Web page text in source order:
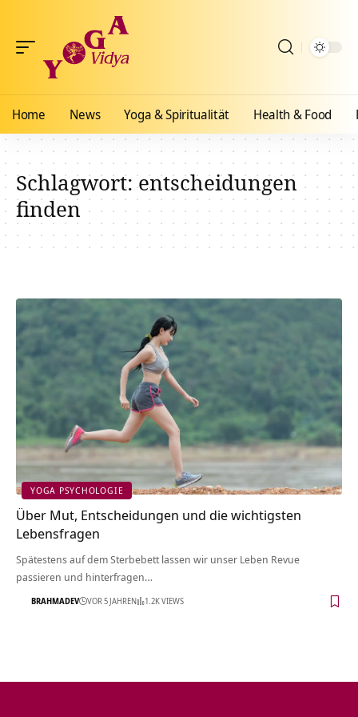
Home News Yoga & Spiritualität Health & Food
Schlagwort:entscheidungen
finden
YOGA PSYCHOLOGIE
Über Mut, Entscheidungen und die wichtigsten
Lebensfragen
Spätestens auf dem Sterbebett lassen wir unser Leben Revue
passieren und hinterfragen…
BRAHMADEV VOR 5 JAHREN 1.2K VIEWS